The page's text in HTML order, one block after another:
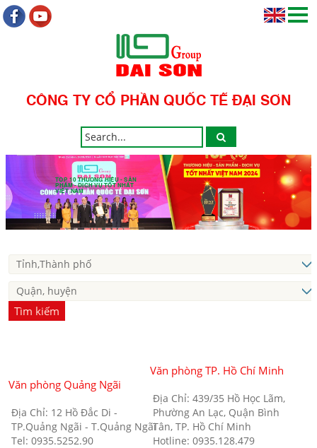
CÔNG TY CỔ PHẦN QUỐC TẾ ĐẠI SƠN
TOP 10 THƯƠNG HIỆU - SẢN
PHẨM - DỊCH VỤ TỐT NHẤT
VIỆT NAM
Tìm kiếm
Văn phòng Quảng Ngãi
Địa Chỉ: 12 Hồ Đắc Di -
TP.Quảng Ngãi - T.Quảng Ngãi
Tel: 0935.5252.90
Văn phòng TP. Hồ Chí Minh
Địa Chỉ: 439/35 Hồ Học Lãm,
Phường An Lạc, Quận Bình
Tân, TP. Hồ Chí Minh
Hotline: 0935.128.479